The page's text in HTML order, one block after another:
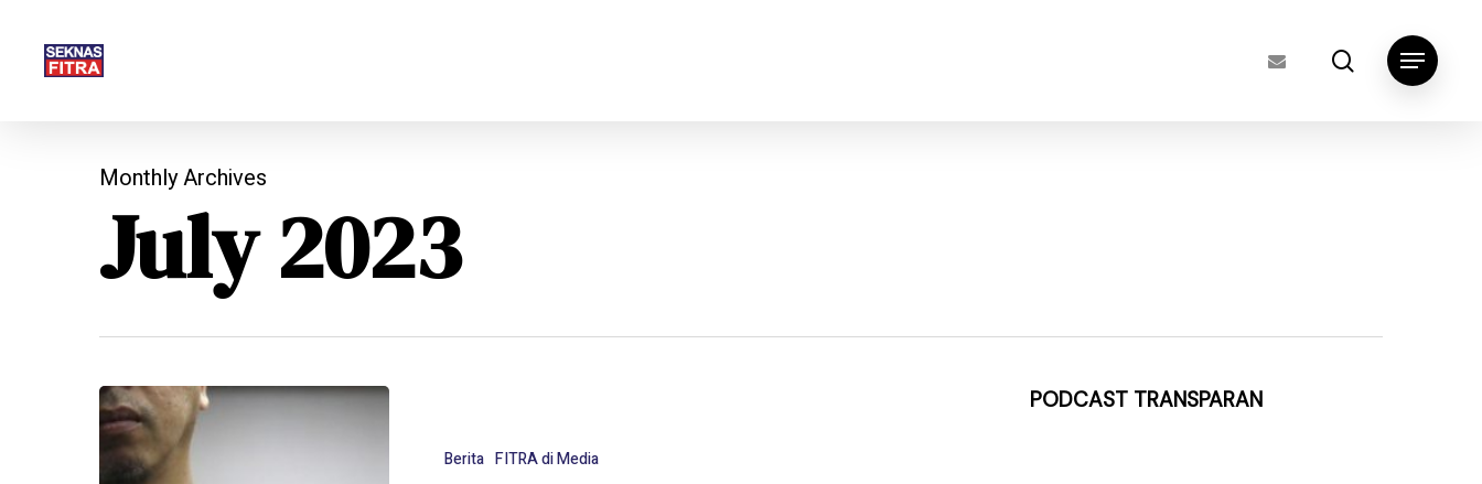
search
Menu
Monthly Archives
July 2023
Berita FITRA di Media
PODCAST TRANSPARAN